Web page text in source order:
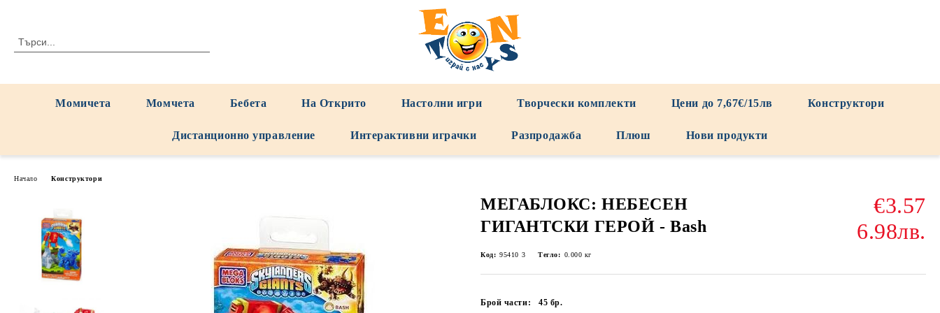
Момичета Момчета Бебета На Открито Настолни игри Творчески комплекти Цени до 7,67€/15лв Конструктори
Дистанционно управление Интерактивни играчки Разпродажба Плюш Нови продукти
Начало Конструктори
МЕГАБЛОКС: НЕБЕСЕН
ГИГАНТСКИ ГЕРОЙ - Bash
€3.57
6.98лв.
Код: 95410 3 Тегло: 0.000 кг
Брой части: 45 бр.